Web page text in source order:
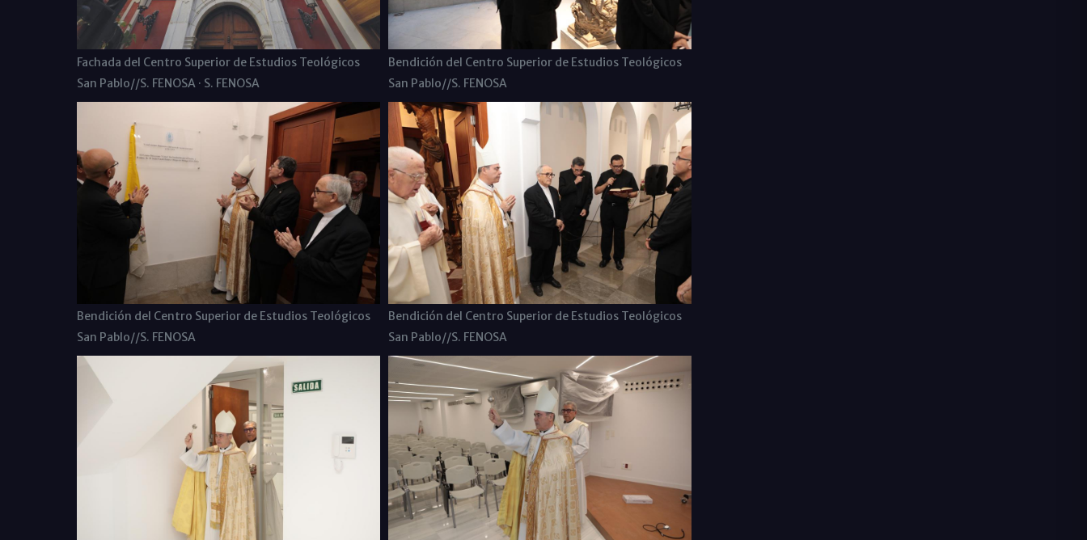
Fachada del Centro Superior de Estudios Teológicos
San Pablo//S. FENOSA · S. FENOSA
Bendición del Centro Superior de Estudios Teológicos
San Pablo//S. FENOSA
Bendición del Centro Superior de Estudios Teológicos
San Pablo//S. FENOSA
Bendición del Centro Superior de Estudios Teológicos
San Pablo//S. FENOSA